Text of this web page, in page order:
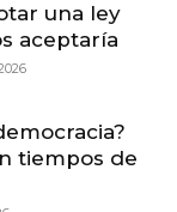
una ley
aceptaría
tiempos de